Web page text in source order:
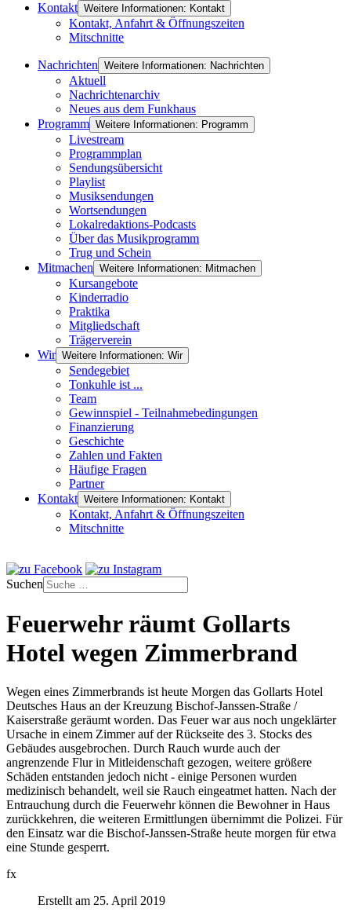
Kontakt Weitere Informationen: Kontakt
Kontakt, Anfahrt & Öffnungszeiten
Mitschnitte
Nachrichten Weitere Informationen: Nachrichten
Aktuell
Nachrichtenarchiv
Neues aus dem Funkhaus
Programm Weitere Informationen: Programm
Livestream
Programmplan
Sendungsübersicht
Playlist
Musiksendungen
Wortsendungen
Lokalredaktions-Podcasts
Über das Musikprogramm
Trug und Schein
Mitmachen Weitere Informationen: Mitmachen
Kursangebote
Kinderradio
Praktika
Mitgliedschaft
Trägerverein
Wir Weitere Informationen: Wir
Sendegebiet
Tonkuhle ist ...
Team
Gewinnspiel - Teilnahmebedingungen
Finanzierung
Geschichte
Zahlen und Fakten
Häufige Fragen
Partner
Kontakt Weitere Informationen: Kontakt
Kontakt, Anfahrt & Öffnungszeiten
Mitschnitte
Suchen
Feuerwehr räumt Gollarts
Hotel wegen Zimmerbrand
Wegen eines Zimmerbrands ist heute Morgen das Gollarts Hotel
Deutsches Haus an der Kreuzung Bischof-Janssen-Straße /
Kaiserstraße geräumt worden. Das Feuer war aus noch ungeklärter
Ursache in einem Zimmer auf der Rückseite des 3. Stocks des
Gebäudes ausgebrochen. Durch Rauch wurde auch der
angrenzende Flur in Mitleidenschaft gezogen, weitere größere
Schäden entstanden jedoch nicht - einige Personen wurden
medizinisch behandelt, weil sie Rauch eingeatmet hatten. Nach der
Entrauchung durch die Feuerwehr können die Bewohner in Haus
zurückkehren, die weiteren Ermittlungen übernimmt die Polizei. Für
den Einsatz war die Bischof-Janssen-Straße heute morgen für etwa
eine Stunde gesperrt.
fx
Erstellt am 25. April 2019